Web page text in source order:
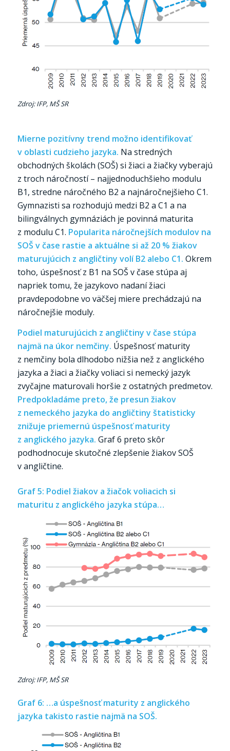
Zdroj: IFP, MŠ SR
Mierne pozitívny trend možno identifikovať
v oblasti cudzieho jazyka. Na stredných
obchodných školách (SOŠ) si žiaci a žiačky vyberajú
z troch náročností – najjednoduchšieho modulu
B1, stredne náročného B2 a najnáročnejšieho C1.
Gymnazisti sa rozhodujú medzi B2 a C1 a na
bilingválnych gymnáziách je povinná maturita
z modulu C1. Popularita náročnejších modulov na
SOŠ v čase rastie a aktuálne si až 20 % žiakov
maturujúcich z angličtiny volí B2 alebo C1. Okrem
toho, úspešnosť z B1 na SOŠ v čase stúpa aj
napriek tomu, že jazykovo nadaní žiaci
pravdepodobne vo väčšej miere prechádzajú na
náročnejšie moduly.
Podiel maturujúcich z angličtiny v čase stúpa
najmä na úkor nemčiny. Úspešnosť maturity
z nemčiny bola dlhodobo nižšia než z anglického
jazyka a žiaci a žiačky voliaci si nemecký jazyk
zvyčajne maturovali horšie z ostatných predmetov.
Predpokladáme preto, že presun žiakov
z nemeckého jazyka do angličtiny štatisticky
znižuje priemernú úspešnosť maturity
z anglického jazyka. Graf 6 preto skôr
podhodnocuje skutočné zlepšenie žiakov SOŠ
v angličtine.
Graf 5: Podiel žiakov a žiačok voliacich si
maturitu z anglického jazyka stúpa…
Zdroj: IFP, MŠ SR
Graf 6: …a úspešnosť maturity z anglického
jazyka takisto rastie najmä na SOŠ.